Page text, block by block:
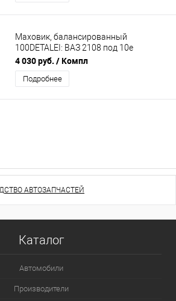
Маховик, балансированный
100DETALEI: ВАЗ 2108 под 10е
сцепление. (6,3 кг)
4 030 руб. / Компл
Подробнее
АВТОЗАПЧАСТЕЙ
Каталог
Автомобили
Производители